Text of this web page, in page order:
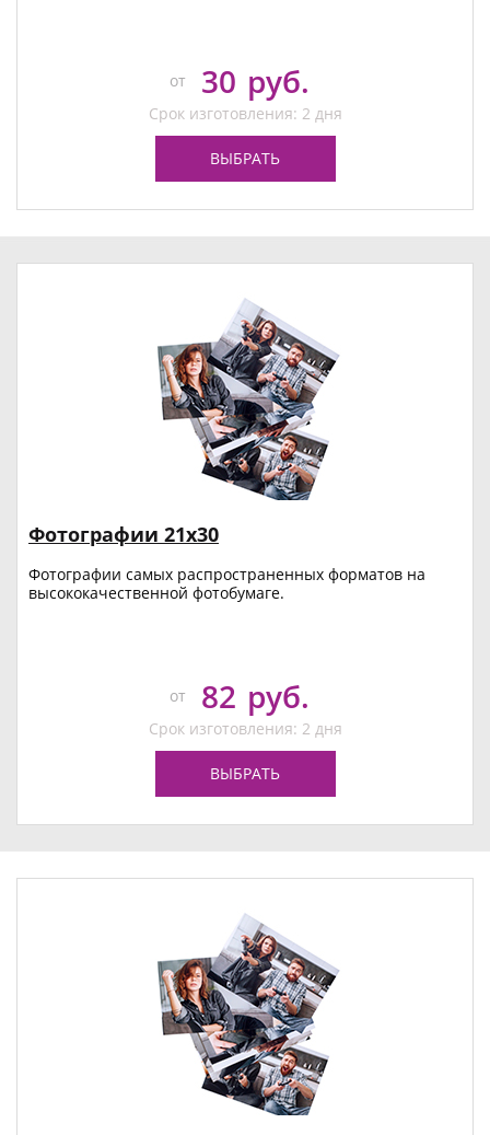
от 30 руб.
Срок изготовления: 2 дня
ВЫБРАТЬ
Фотографии 21х30
Фотографии самых распространенных форматов на
высококачественной фотобумаге.
от 82 руб.
Срок изготовления: 2 дня
ВЫБРАТЬ